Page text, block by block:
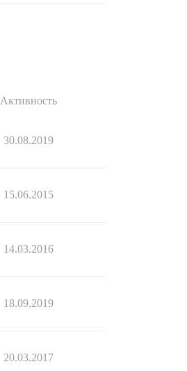
Активность
30.08.2019
15.06.2015
14.03.2016
18.09.2019
20.03.2017